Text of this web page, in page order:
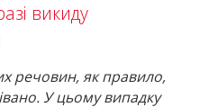
викиду
речовин, як правило,
У цьому випадку